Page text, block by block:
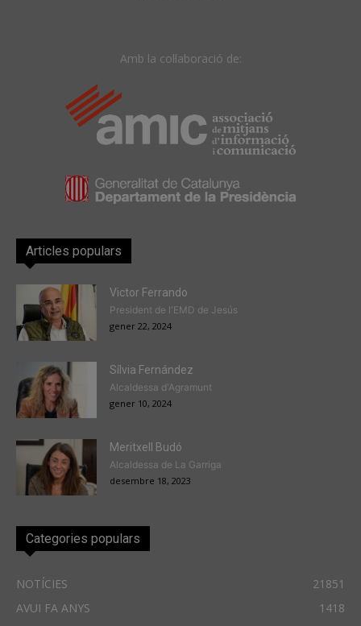
Amb la col·laboració de:
Articles populars
Victor Ferrando
President de l'EMD de Jesús
gener 22, 2024
Sílvia Fernández
Alcaldessa d'Agramunt
gener 10, 2024
Meritxell Budó
Alcaldessa de La Garriga
desembre 18, 2023
Categories populars
NOTÍCIES
21851
AVUI FA ANYS
1418